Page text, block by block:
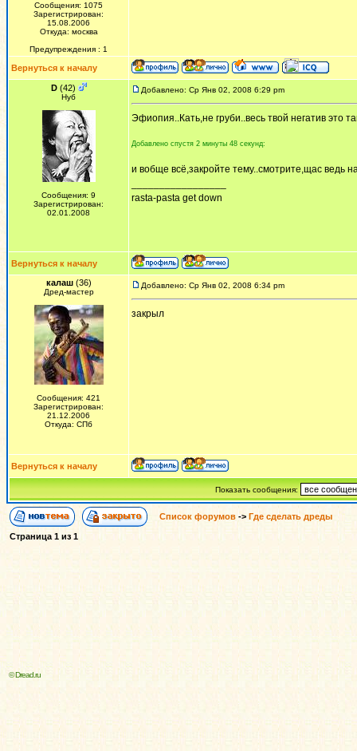
Сообщения: 1075
Зарегистрирован:
15.08.2006
Откуда: москва
Предупреждения : 1
Вернуться к началу
D(42)
Нуб
Сообщения: 9
Зарегистрирован:
02.01.2008
Добавлено: Ср Янв 02, 2008 6:29 pm
Эфиопия..Кать,не груби..весь твой негатив это
Добавлено спустя 2 минуты 48 секунд:
и вобще всё,закройте тему..смотрите,щас ведь
rasta-pasta get down
Вернуться к началу
калаш(36)
Дред-мастер
Сообщения: 421
Зарегистрирован:
21.12.2006
Откуда: СПб
Добавлено: Ср Янв 02, 2008 6:34 pm
закрыл
Вернуться к началу
Показать сообщения:
Список форумов -> Где сделать дреды
Страница 1 из 1
© Dread.ru